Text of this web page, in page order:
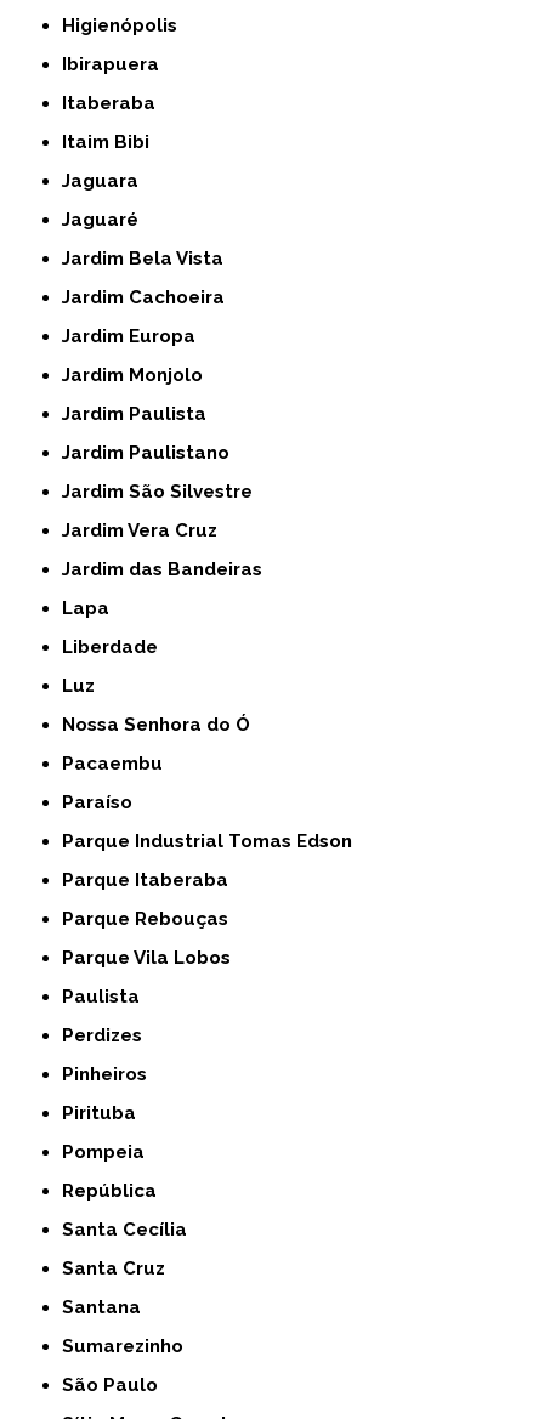
Higienópolis
Ibirapuera
Itaberaba
Itaim Bibi
Jaguara
Jaguaré
Jardim Bela Vista
Jardim Cachoeira
Jardim Europa
Jardim Monjolo
Jardim Paulista
Jardim Paulistano
Jardim São Silvestre
Jardim Vera Cruz
Jardim das Bandeiras
Lapa
Liberdade
Luz
Nossa Senhora do Ó
Pacaembu
Paraíso
Parque Industrial Tomas Edson
Parque Itaberaba
Parque Rebouças
Parque Vila Lobos
Paulista
Perdizes
Pinheiros
Pirituba
Pompeia
República
Santa Cecília
Santa Cruz
Santana
Sumarezinho
São Paulo